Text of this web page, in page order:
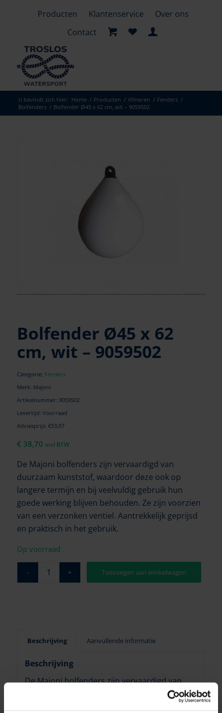
Producten Klantenservice
Over ons
Contact
U bevindt zich hier: Home / Producten / Afmeren / Fenders /
Bolfenders / Bolfender Ø45 x 62 cm, wit – 9059502
Bolfender Ø45 x 62
cm, wit – 9059502
Categorie: Fenders
Merk: Majoni
Artikelnummer: 9059502
Levertijd: Voorraad
Adviesprijs: €53,07
€ 38,70 incl BTW
De Majoni bolfenders zijn vervaardigd van
duurzaam kunststof, waardoor deze ook op
langere termijn en bij veelvuldig gebruik hun
goede werking blijven behouden. Ze zijn voorzien
van een verzonken ventiel. Aantrekkelijk geprijsd
en praktisch in het gebruik.
Op voorraad
Toevoegen aan winkelwagen
Beschrijving Aanvullende informatie
Beschrijving
De Majoni bolfenders zijn vervaardigd van
duurzaam kunststof, waardoor deze ook op
langere termijn en bij veelvuldig gebruik hun